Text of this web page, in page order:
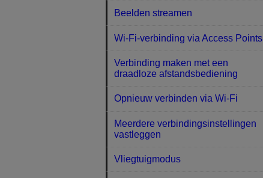
Beelden streamen
Wi-Fi-verbinding via Access Points
Verbinding maken met een
draadloze afstandsbediening
Opnieuw verbinden via Wi-Fi
Meerdere verbindingsinstellingen
vastleggen
Vliegtuigmodus